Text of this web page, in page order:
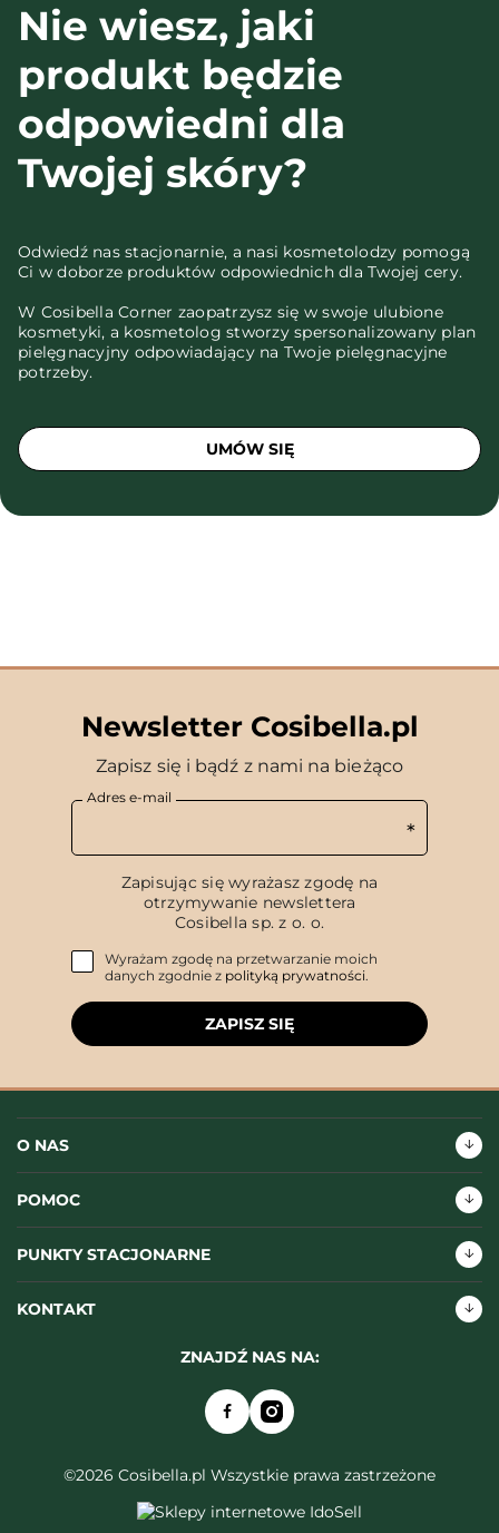
Nie wiesz, jaki
produkt będzie
odpowiedni dla
Twojej skóry?
Odwiedź nas stacjonarnie, a nasi kosmetolodzy pomogą
Ci w doborze produktów odpowiednich dla Twojej cery.
W Cosibella Corner zaopatrzysz się w swoje ulubione
kosmetyki, a kosmetolog stworzy spersonalizowany plan
pielęgnacyjny odpowiadający na Twoje pielęgnacyjne
potrzeby.
UMÓW SIĘ
Newsletter Cosibella.pl
Zapisz się i bądź z nami na bieżąco
Adres e-mail
Zapisując się wyrażasz zgodę na
otrzymywanie newslettera
Cosibella sp. z o. o.
Wyrażam zgodę na przetwarzanie moich
danych zgodnie z polityką prywatności.
ZAPISZ SIĘ
O NAS
POMOC
PUNKTY STACJONARNE
KONTAKT
ZNAJDŹ NAS NA:
©2026 Cosibella.pl Wszystkie prawa zastrzeżone